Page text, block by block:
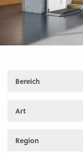
Bereich
Art
Region